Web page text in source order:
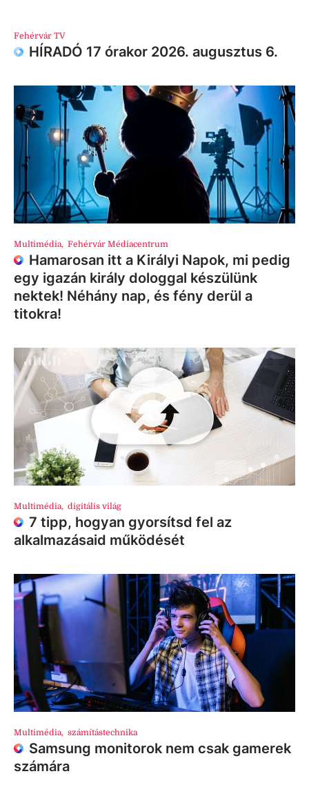
Fehérvár TV
HÍRADÓ 17 órakor 2026. augusztus 6.
Multimédia, Fehérvár Médiacentrum
Hamarosan itt a Királyi Napok, mi pedig
egy igazán király dologgal készülünk
nektek! Néhány nap, és fény derül a
titokra!
Multimédia, digitális világ
7 tipp, hogyan gyorsítsd fel az
alkalmazásaid működését
Multimédia, számítástechnika
Samsung monitorok nem csak gamerek
számára